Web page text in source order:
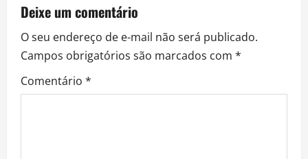
i
g
a
Deixe um comentário
O seu endereço de e-mail não será publicado.
Campos obrigatórios são marcados com *
Comentário *